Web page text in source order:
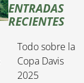
ENTRADAS
RECIENTES
Todo sobre la
Copa Davis
2025